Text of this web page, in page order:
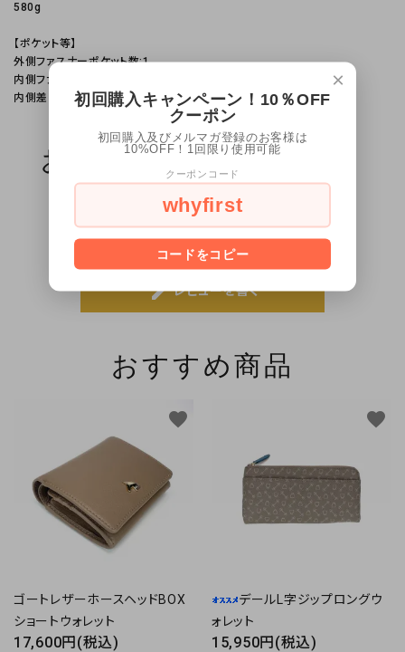
580g
【ポケット等】
外側ファスナーポケット数:1
内側ファスナーポケット数:2
内側差し込みポケット数:1
お客様のレビュー（0）
レビューはまだありません
createレビューを書く
おすすめ商品
ゴートレザーホースヘッドBOX
ショートウォレット
17,600円(税込)
favorite
デールL字ジップロングウ
ォレット
15,950円(税込)
favorite
×
初回購入キャンペーン！10％OFF
クーポン
初回購入及びメルマガ登録のお客様は
10%OFF！1回限り使用可能
クーポンコード
whyfirst
コードをコピー